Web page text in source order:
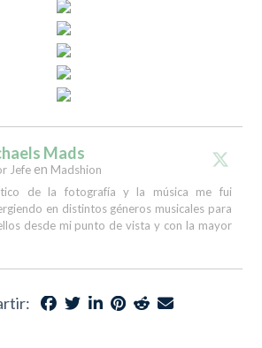
Mads
Jefe en Madshion
de la fotografía y la música me fui
en distintos géneros musicales para
desde mi punto de vista y con la mayor